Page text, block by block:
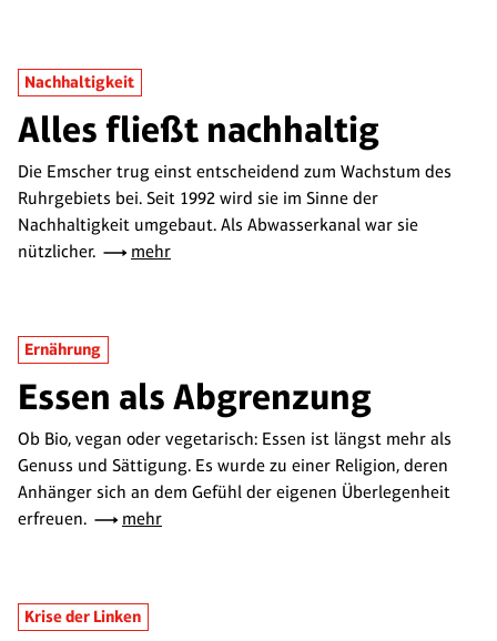
Nachhaltigkeit
Alles fließt nachhaltig
Die Emscher trug einst entscheidend zum Wachstum des
Ruhrgebiets bei. Seit 1992 wird sie im Sinne der
Nachhaltigkeit umgebaut. Als Abwasserkanal war sie
nützlicher.
mehr
Ernährung
Essen als Abgrenzung
Ob Bio, vegan oder vegetarisch: Essen ist längst mehr als
Genuss und Sättigung. Es wurde zu einer Religion, deren
Anhänger sich an dem Gefühl der eigenen Überlegenheit
erfreuen.
mehr
Krise der Linken